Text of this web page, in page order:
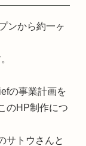
ンから約一ヶ
の事業計画を
のHP制作につ
サトウさんと